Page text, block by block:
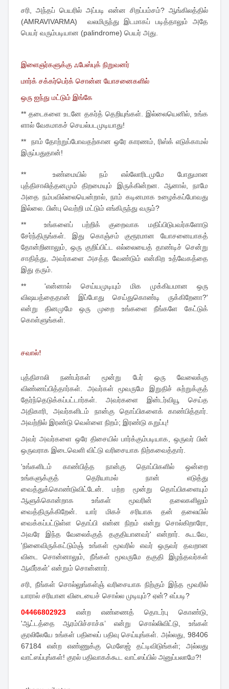
சரி, அந்தப் பெயரில் அப்படி என்ன சிறப்பம்சம்? ஆங்கிலத்தில்
(AMRAVIVARMA) வலமிருந்து இடமாகப் படித்தாலும் அதே
பெயர் வரும்படியான (palindrome) பெயர் அது.
இளைஞர்களுக்கு ஃபேஸ்புக் நிறுவனர்
மார்க் சக்கர்பெர்க் சொன்ன யோசனைகளில்
ஒரு ஐந்து மட்டும் இங்கே
** தடைகளை உடனே தகர்த் தெறியுங்கள். இல்லையெனில், உங்க
ளால் வேகமாகச் செயல்படமுடியாது!
** நாம் தோற்றுப்போவதற்கான ஒரே காரணம், ரிஸ்க் எடுக்காமல்
இருப்பதுதான்!
** உண்மையில் நம் எல்லோரிடமுமே போதுமான
புத்திசாலித்தனமும் திறமையும் இருக்கின்றன. ஆனால், நாமே
அதை நம்பவில்லையென்றால், நாம் கடினமாக உழைக்கப்போவது
இல்லை. பின்பு வெற்றி மட்டும் எங்கிருந்து வரும்?
** உங்களைப் பற்றிக் குறைவாக மதிப்பிடுபவர்களோடு
சேர்ந்திருங்கள். இது கொஞ்சம் குரூரமான யோசனையாகத்
தோன்றினாலும், ஒரு குறிப்பிட்ட எல்லையைத் தாண்டிச் சென்று
சாதித்து, அவர்களை அசத்த வேண்டும் என்கிற உத்வேகத்தை
இது தரும்.
** 'என்னால் செய்யமுடியும் மிக முக்கியமான ஒரு
விஷயத்தைதான் இப்போது செய்துகொண்டி ருக்கிறேனா?'
என்று தினமுமே ஒரு முறை உங்களை நீங்களே கேட்டுக்
கொள்ளுங்கள்.
சவால்!
புத்திசாலி நண்பர்கள் மூன்று பேர் ஒரு வேலைக்கு
விண்ணப்பித்தார்கள். அவர்கள் மூவருமே இறுதிச் சுற்றுக்குத்
தேர்ந்தெடுக்கப்பட்டார்கள். அவர்களை இன்டர்வியூ செய்த
அதிகாரி, அவர்களிடம் நான்கு தொப்பிகளைக் காண்பித்தார்.
அவற்றில் இரண்டு வெள்ளை நிறம்; இரண்டு கறுப்பு!
அவர் அவர்களை ஒரே திசையில் பார்க்கும்படியாக, ஒருவர் பின்
ஒருவராக இடைவெளி விட்டு வரிசையாக நிற்கவைத்தார்.
'உங்களிடம் காண்பித்த நான்கு தொப்பிகளில் ஒன்றை
உங்களுக்குத் தெரியாமல் நான் எடுத்து
வைத்துக்கொண்டுவிட்டேன். மற்ற மூன்று தொப்பிகளையும்
ஆளுக்கொன்றாக உங்கள் மூவரின் தலைகளிலும்
வைத்திருக்கிறேன். யார் மிகச் சரியாக தன் தலையில்
வைக்கப்பட்டுள்ள தொப்பி என்ன நிறம் என்று சொல்கிறாரோ,
அவரே இந்த வேலைக்குத் தகுதியானவர்' என்றார். கூடவே,
'நினைவிருக்கட்டும்ஞ் உங்கள் மூவரில் எவர் ஒருவர் தவறான
விடை சொன்னாலும், நீங்கள் மூவருமே தகுதி இழந்தவர்கள்
ஆவீர்கள்' என்றும் சொன்னார்.
சரி, நீங்கள் சொல்லுங்கள்ஞ் வரிசையாக நிற்கும் இந்த மூவரில்
யாரால் சரியான விடையைச் சொல்ல முடியும்? ஏன்? எப்படி?
04466802923 என்ற எண்ணைத் தொடர்பு கொண்டு,
'ஆட்டத்தை ஆரம்பிச்சாச்சு’ என்று சொல்லிவிட்டு, உங்கள்
குரலிலேயே உங்கள் பதிலைப் பதிவு செய்யுங்கள். அல்லது, 98406
67184 என்ற எண்ணுக்கு மெஸேஜ் தட்டிவிடுங்கள்; அல்லது
வாட்ஸப்புங்கள்! குரல் பதிவாகக்கூட வாட்ஸப்பில் அனுப்பலாமே?!